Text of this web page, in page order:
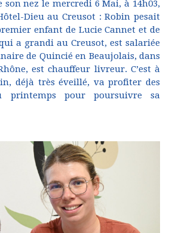
nez le mercredi 6 Mai, à 14h03,
Dieu au Creusot : Robin pesait
enfant de Lucie Cannet et de
a grandi au Creusot, est salariée
de Quincié en Beaujolais, dans
est chauffeur livreur. C’est à
déjà très éveillé, va profiter des
printemps pour poursuivre sa